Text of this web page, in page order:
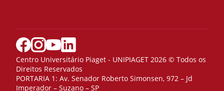
Centro Universitário Piaget - UNIPIAGET 2026 © Todos os
Direitos Reservados
PORTARIA 1: Av. Senador Roberto Simonsen, 972 – Jd
Imperador – Suzano – SP